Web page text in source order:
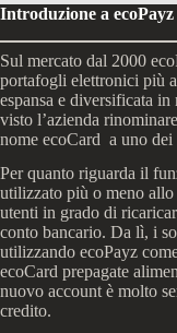
Introduzione a ecoPayz
Sul mercato dal 2000
portafogli elettronici più
espansa e diversificata
visto l’azienda
nome ecoCard a uno
Per quanto riguarda il
utilizzato più o meno
utenti in grado di
conto bancario. Da lì, i
utilizzando ecoPayz
ecoCard prepagate
nuovo account è molto
credito.